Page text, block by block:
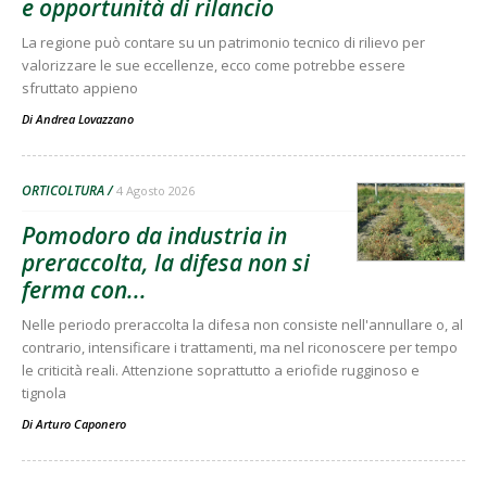
e opportunità di rilancio
La regione può contare su un patrimonio tecnico di rilievo per
valorizzare le sue eccellenze, ecco come potrebbe essere
sfruttato appieno
Di Andrea Lovazzano
ORTICOLTURA 4 Agosto 2026
Pomodoro da industria in
preraccolta, la difesa non si
ferma con...
Nelle periodo preraccolta la difesa non consiste nell'annullare o, al
contrario, intensificare i trattamenti, ma nel riconoscere per tempo
le criticità reali. Attenzione soprattutto a eriofide rugginoso e
tignola
Di Arturo Caponero